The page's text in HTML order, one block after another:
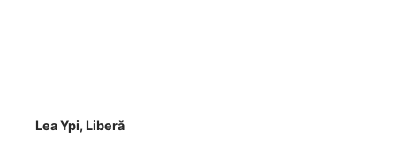
Lea Ypi, Liberă